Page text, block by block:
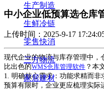
生产制造
生鲜冷链
零售快消
三方物流
家居建材
中小企业低预算选仓库
上传时间：2025-9-17
现代企业的物流与库存管理中，
比出色的WMS仓库管理软件 ？本
1. 明确核心需求：功能求精而非
预算有限时，企业更应梳理实际